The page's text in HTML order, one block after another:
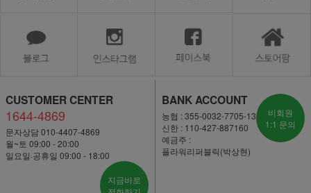
CUSTOMER CENTER
1644-4869
문자상담 010-4407-4869
월~토 09:00 - 20:00
일요일·공휴일 09:00 - 18:00
지금바로
BANK ACCOUNT
농협 : 355-0032-7705-13
신한 : 110-427-887160
예금주 :
플라워리퍼블릭(박상현)
비회원
1:1 문의